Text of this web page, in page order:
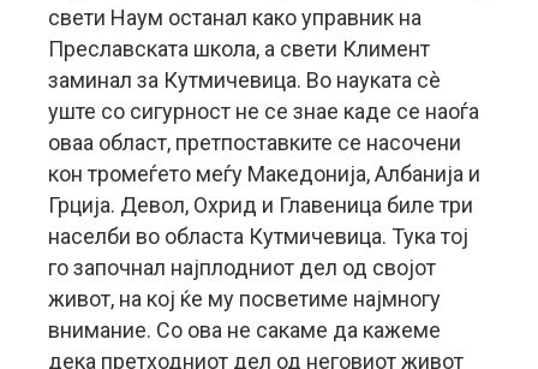
свети Наум останал како управник на
Преславската школа, а свети Климент
заминал за Кутмичевица. Во науката сè
уште со сигурност не се знае каде се наоѓа
оваа област, претпоставките се насочени
кон тромеѓето меѓу Македонија, Албанија и
Грција. Девол, Охрид и Главеница биле три
населби во областа Кутмичевица. Тука тој
го започнал најплодниот дел од својот
живот, на кој ќе му посветиме најмногу
внимание. Со ова не сакаме да кажеме
дека претходниот дел од неговиот живот